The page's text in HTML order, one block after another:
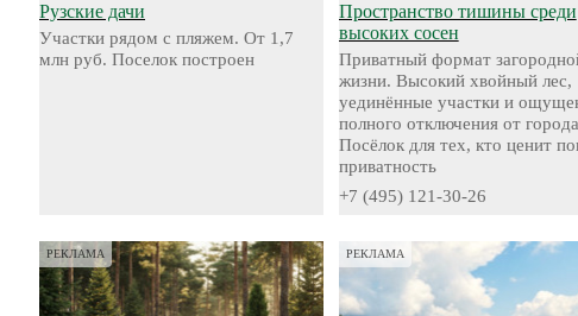
Рузские дачи
Участки рядом с пляжем. От 1,7
млн руб. Поселок построен
Пространство тишины среди
высоких сосен
Приватный формат
жизни. Высокий хвойный лес,
уединённые участки и
полного отключения от
Посёлок для тех, кто ценит
приватность
+7 (495) 121-30-26
РЕКЛАМА РЕКЛАМА